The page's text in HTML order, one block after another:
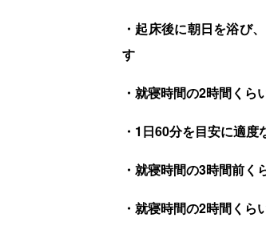
・起床後に朝日を浴び
す
・就寝時間の2時間く
・1日60分を目安に適
・就寝時間の3時間前く
・就寝時間の2時間く